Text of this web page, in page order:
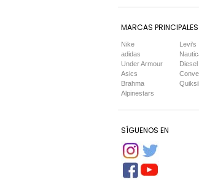
MARCAS PRINCIPALES
Nike
adidas
Under Armour
Asics
Brahma
Alpinestars
Levi's
Diesel
SÍGUENOS EN